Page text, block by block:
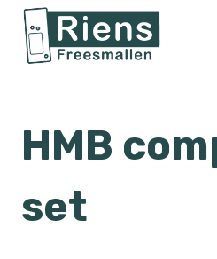
Doorgaan
naar
inhoud
HMB
set